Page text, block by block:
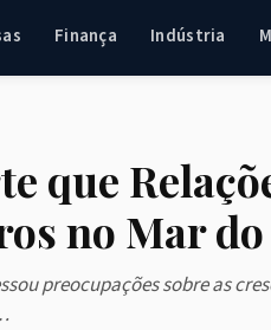
Finança Indústria
que
no Mar
preocupações sobre as